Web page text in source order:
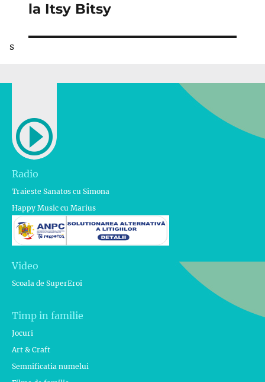
următor:
la Itsy Bitsy
s
Radio
Traieste Sanatos cu Simona
Happy Music cu Marius
Video
Scoala de SuperEroi
Timp in familie
Jocuri
Art & Craft
Semnificatia numelui